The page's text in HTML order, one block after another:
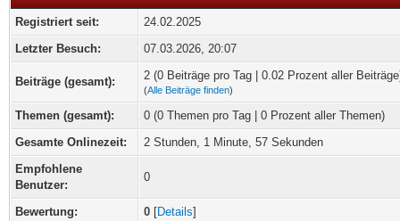
Registriert seit:
24.02.2025
Letzter Besuch:
07.03.2026, 20:07
Beiträge (gesamt): 2 (0 Beiträge pro Tag | 0.02 Prozent aller
(Alle Beiträge finden)
Themen (gesamt):
0 (0 Themen pro Tag | 0 Prozent aller Themen)
Gesamte Onlinezeit:
2 Stunden, 1 Minute, 57 Sekunden
Empfohlene
Benutzer:
0
Bewertung: 0 [Details]